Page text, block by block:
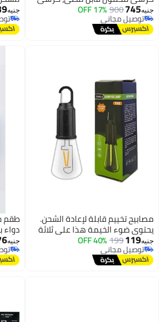
متعدد الاستخدامات بلاستيكي مانع
للانزلاق، مقعد قابل للطي صغير
الحجم للمطبخ والحمام والتخييم
جنيه745
900
17% OFF
توصيل مجاني
توصيل مجاني
خطاف
جنيه
مصابيح تخييم قابلة لإعادة الشحن.
يحتوي ضوء الخيمة هذا على ثلاثة
أوضاع إضاءة لأنشطة مختلفة مثل
التخييم وحالات الطوارئ. توهج خافت
للقراءة في خيمتك
جنيه119
199
40% OFF
توصيل مجاني
توصيل مجاني
طقم
3 قطع بألوان متنوعة
جنيه